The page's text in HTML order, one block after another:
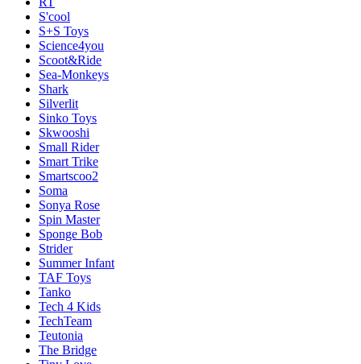
S'cool
S+S Toys
Science4you
Scoot&Ride
Sea-Monkeys
Shark
Silverlit
Sinko Toys
Skwooshi
Small Rider
Smart Trike
Smartscoo2
Soma
Sonya Rose
Spin Master
Sponge Bob
Strider
Summer Infant
TAF Toys
Tanko
Tech 4 Kids
TechTeam
Teutonia
The Bridge